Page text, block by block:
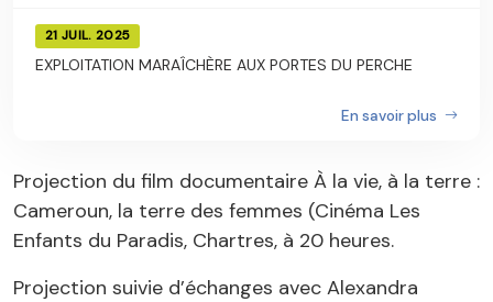
21 JUIL. 2025
EXPLOITATION MARAÎCHÈRE AUX PORTES DU PERCHE
En savoir plus
Projection du film documentaire À la vie, à la terre :
Cameroun, la terre des femmes (Cinéma Les
Enfants du Paradis, Chartres, à 20 heures.
Projection suivie d’échanges avec Alexandra